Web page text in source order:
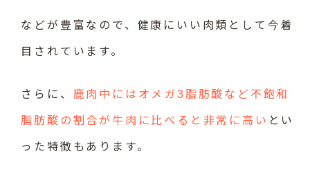
などが豊富なので、健康にいい肉類として今着
目されています。
さらに、 鹿肉中にはオメガ3脂肪酸など不飽和
脂肪酸の割合が牛肉に比べると非常に高い とい
った特徴もあります。